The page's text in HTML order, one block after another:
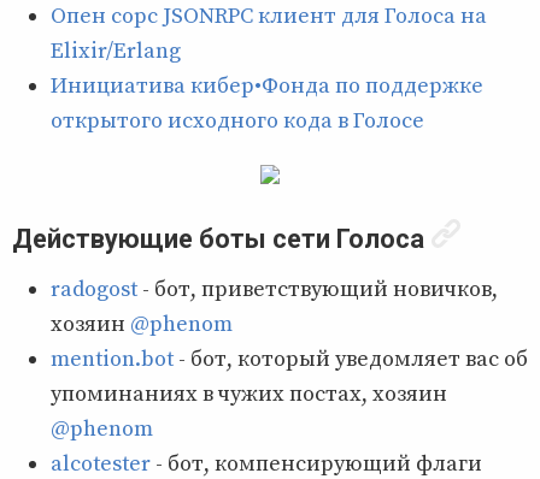
Опен сорс JSONRPC клиент для Голоса на
Elixir/Erlang
Инициатива кибер•Фонда по поддержке
открытого исходного кода в Голосе
Действующие боты сети Голоса
radogost - бот, приветствующий новичков,
хозяин @phenom
mention.bot - бот, который уведомляет вас об
упоминаниях в чужих постах, хозяин
@phenom
alcotester - бот, компенсирующий флаги